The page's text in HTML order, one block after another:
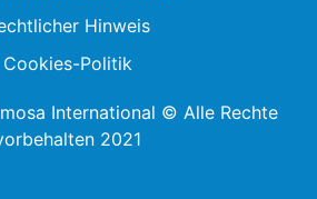
Hinweis
Cookies-Politik
International © Alle Rechte
2021